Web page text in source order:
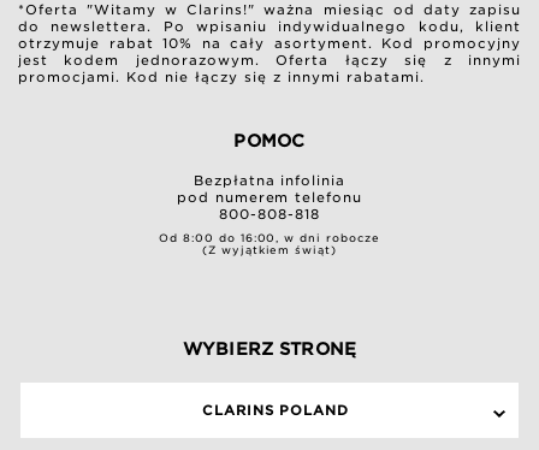
*Oferta "Witamy w Clarins!" ważna miesiąc od daty zapisu
do newslettera. Po wpisaniu indywidualnego kodu, klient
otrzymuje rabat 10% na cały asortyment. Kod promocyjny
jest kodem jednorazowym. Oferta łączy się z innymi
promocjami. Kod nie łączy się z innymi rabatami.
POMOC
Bezpłatna infolinia
pod numerem telefonu
800-808-818
Od 8:00 do 16:00, w dni robocze
(Z wyjątkiem świąt)
WYBIERZ STRONĘ
CLARINS POLAND